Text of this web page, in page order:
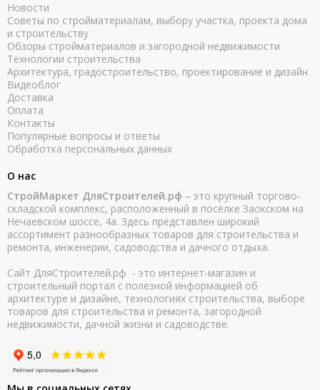
Новости
Советы по стройматериалам, выбору участка, проекта дома
и строительству
Обзоры стройматериалов и загородной недвижимости
Технологии строительства
Архитектура, градостроительство, проектирование и дизайн
Видеоблог
Доставка
Оплата
Контакты
Популярные вопросы и ответы
Обработка персональных данных
О нас
СтройМаркет ДляСтроителей.рф – это крупный торгово-
складской комплекс, расположенный в посёлке Заокском на
Нечаевском шоссе, 4а. Здесь представлен широкий
ассортимент разнообразных товаров для строительства и
ремонта, инженерии, садоводства и дачного отдыха.
Сайт ДляСтроителей.рф - это интернет-магазин и
строительный портал с полезной информацией об
архитектуре и дизайне, технологиях строительства, выборе
товаров для строительства и ремонта, загородной
недвижимости, дачной жизни и садоводстве.